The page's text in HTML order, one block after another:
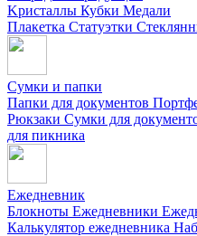
Kристаллы Кубки Медали
Плакетка Статуэтки
Сумки и папки
Папки для документов
Рюкзаки Сумки для
для пикника
Ежедневник
Блокноты Ежедневники
Калькулятор ежедневника